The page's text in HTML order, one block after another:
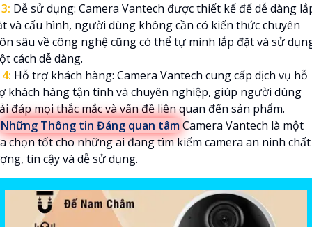
3: Dễ sử dụng: Camera Vantech được thiết kế để dễ dàng
và cấu hình, người dùng không cần có kiến thức chuyên
sâu về công nghệ cũng có thể tự mình lắp đặt và sử
cách dễ dàng.
4: Hỗ trợ khách hàng: Camera Vantech cung cấp dịch vụ hỗ
khách hàng tận tình và chuyên nghiệp, giúp người dùng
đáp mọi thắc mắc và vấn đề liên quan đến sản phẩm.
Những Thông tin Đáng quan tâmCamera Vantech là một
chọn tốt cho những ai đang tìm kiếm camera an ninh chất
tin cậy và dễ sử dụng.